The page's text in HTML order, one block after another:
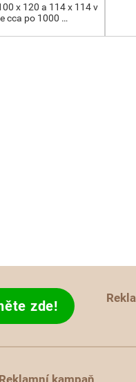
x 120 a 114 x 114 v
cca po 1000 …
zde!
Reklamní kampaň